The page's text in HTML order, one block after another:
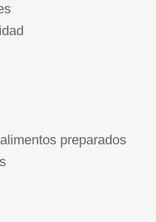
preparados